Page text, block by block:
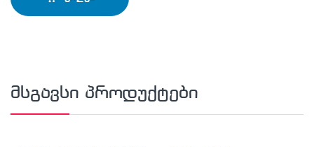
მსგავსი პროდუქტები